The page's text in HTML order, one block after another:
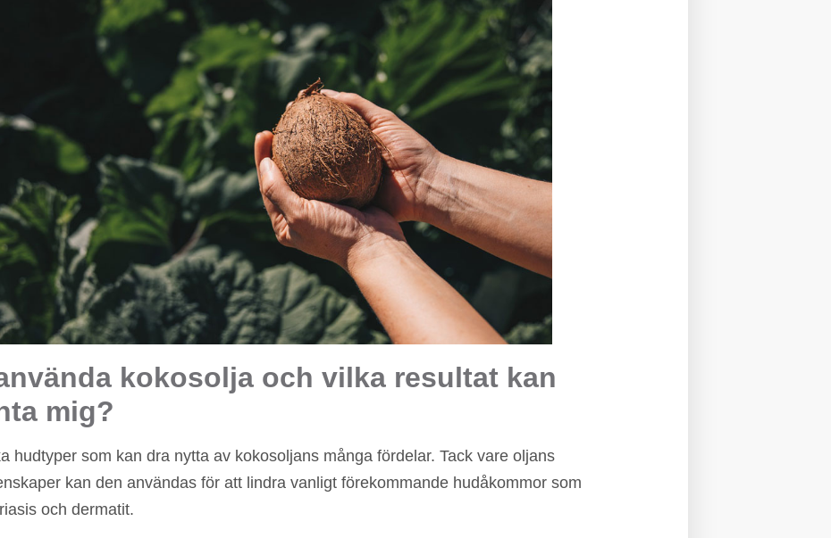
kokosolja och vilka resultat kan
mig?
hudtyper som kan dra nytta av kokosoljans många fördelar. Tack vare oljans
kan den användas för att lindra vanligt förekommande hudåkommor som
och dermatit.